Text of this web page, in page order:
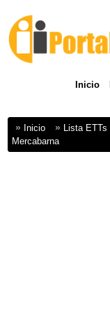
Inicio
Inicio Lista ETTs
Mercabarna